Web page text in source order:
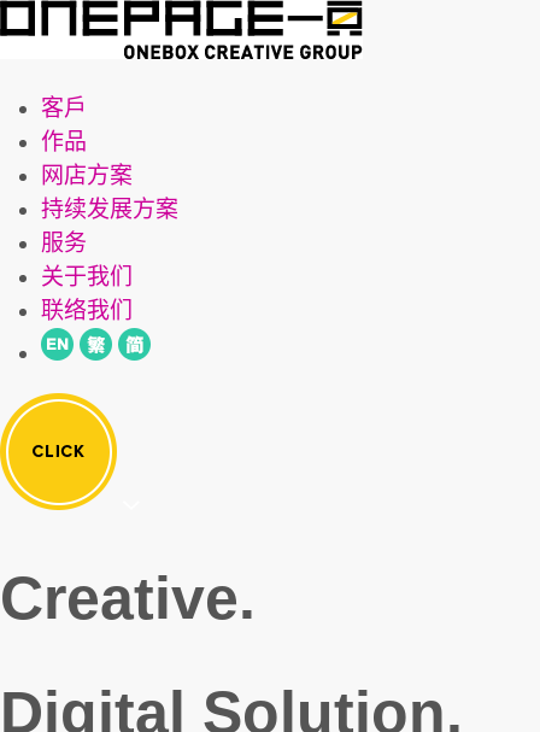
客戶
作品
网店方案
持续发展方案
服务
关于我们
联络我们
Creative.
Digital Solution.